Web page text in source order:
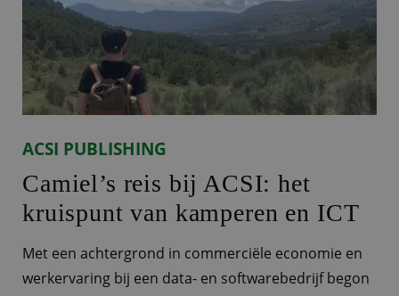
ACSI PUBLISHING
Camiel’s reis bij ACSI: het
kruispunt van kamperen en ICT
Met een achtergrond in commerciële economie en
werkervaring bij een data- en softwarebedrijf begon